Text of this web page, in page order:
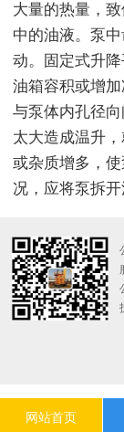
大量的热量，
中的油液。泵
动。固定式升
油箱容积或增
与泵体内孔径
太大造成温升
或杂质增多，
况，应将泵拆开
网站首页